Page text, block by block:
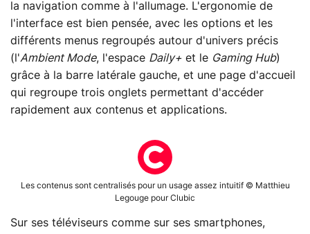
la navigation comme à l'allumage. L'ergonomie de
l'interface est bien pensée, avec les options et les
différents menus regroupés autour d'univers précis
(l'Ambient Mode, l'espace Daily+ et le Gaming Hub)
grâce à la barre latérale gauche, et une page d'accueil
qui regroupe trois onglets permettant d'accéder
rapidement aux contenus et applications.
Les contenus sont centralisés pour un usage assez intuitif © Matthieu
Legouge pour Clubic
Sur ses téléviseurs comme sur ses smartphones,